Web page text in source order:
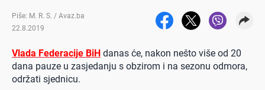
Piše: M. R. S. / Avaz.ba
22.8.2019
Vlada Federacije BiH danas će, nakon nešto više od 20
dana pauze u zasjedanju s obzirom i na sezonu odmora,
održati sjednicu.